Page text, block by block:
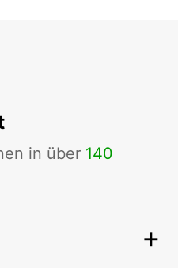
in über 140